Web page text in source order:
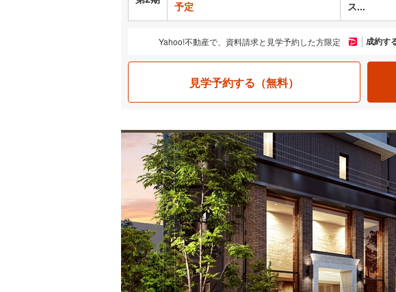
予定
ス...
Yahoo!不動産で、資料請求と見学予約した方限定 成約す
見学予約する（無料）